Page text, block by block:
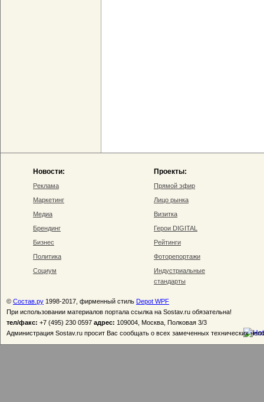
Новости:
Реклама
Маркетинг
Медиа
Брендинг
Бизнес
Политика
Социум
Проекты:
Прямой эфир
Лицо рынка
Визитка
Герои DIGITAL
Рейтинги
Фоторепортажи
Индустриальные
стандарты
© Состав.ру 1998-2017, фирменный стиль Depot WPF
При использовании материалов портала ссылка на Sostav.ru обязательна!
тел/факс: +7 (495) 230 0597 адрес: 109004, Москва, Полковая 3/3
Администрация Sostav.ru просит Вас сообщать о всех замеченных технических